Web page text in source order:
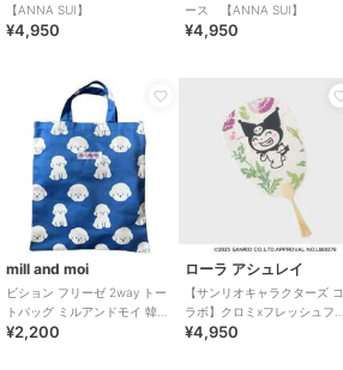
【ANNA SUI】
¥4,950
ース 【ANNA SUI】
¥4,950
mill and moi
ビション フリーゼ 2way トー
トバッグ ミルアンドモイ 韓国
推し活
¥2,200
ローラ アシュレイ
【サンリオキャラクターズ コ
ラボ】クロミxフレッシュフォ
ード柄 手ぬぐいうちわ
¥4,950